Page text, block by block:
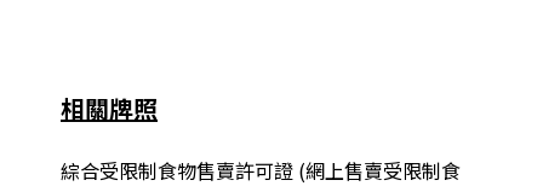
相關牌照
綜合受限制食物售賣許可證 (網上售賣受限制食